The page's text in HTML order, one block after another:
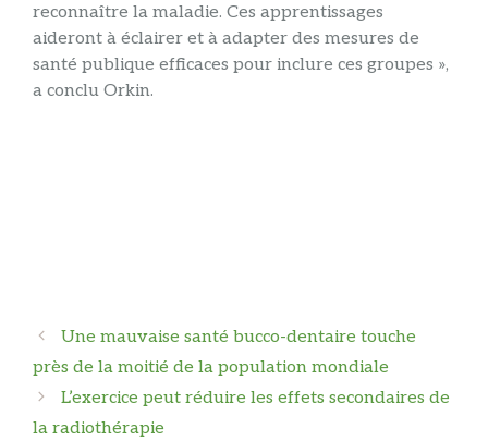
reconnaître la maladie. Ces apprentissages
aideront à éclairer et à adapter des mesures de
santé publique efficaces pour inclure ces groupes »,
a conclu Orkin.
Navigation
des
articles
Une mauvaise santé bucco-dentaire touche
près de la moitié de la population mondiale
L’exercice peut réduire les effets secondaires de
la radiothérapie